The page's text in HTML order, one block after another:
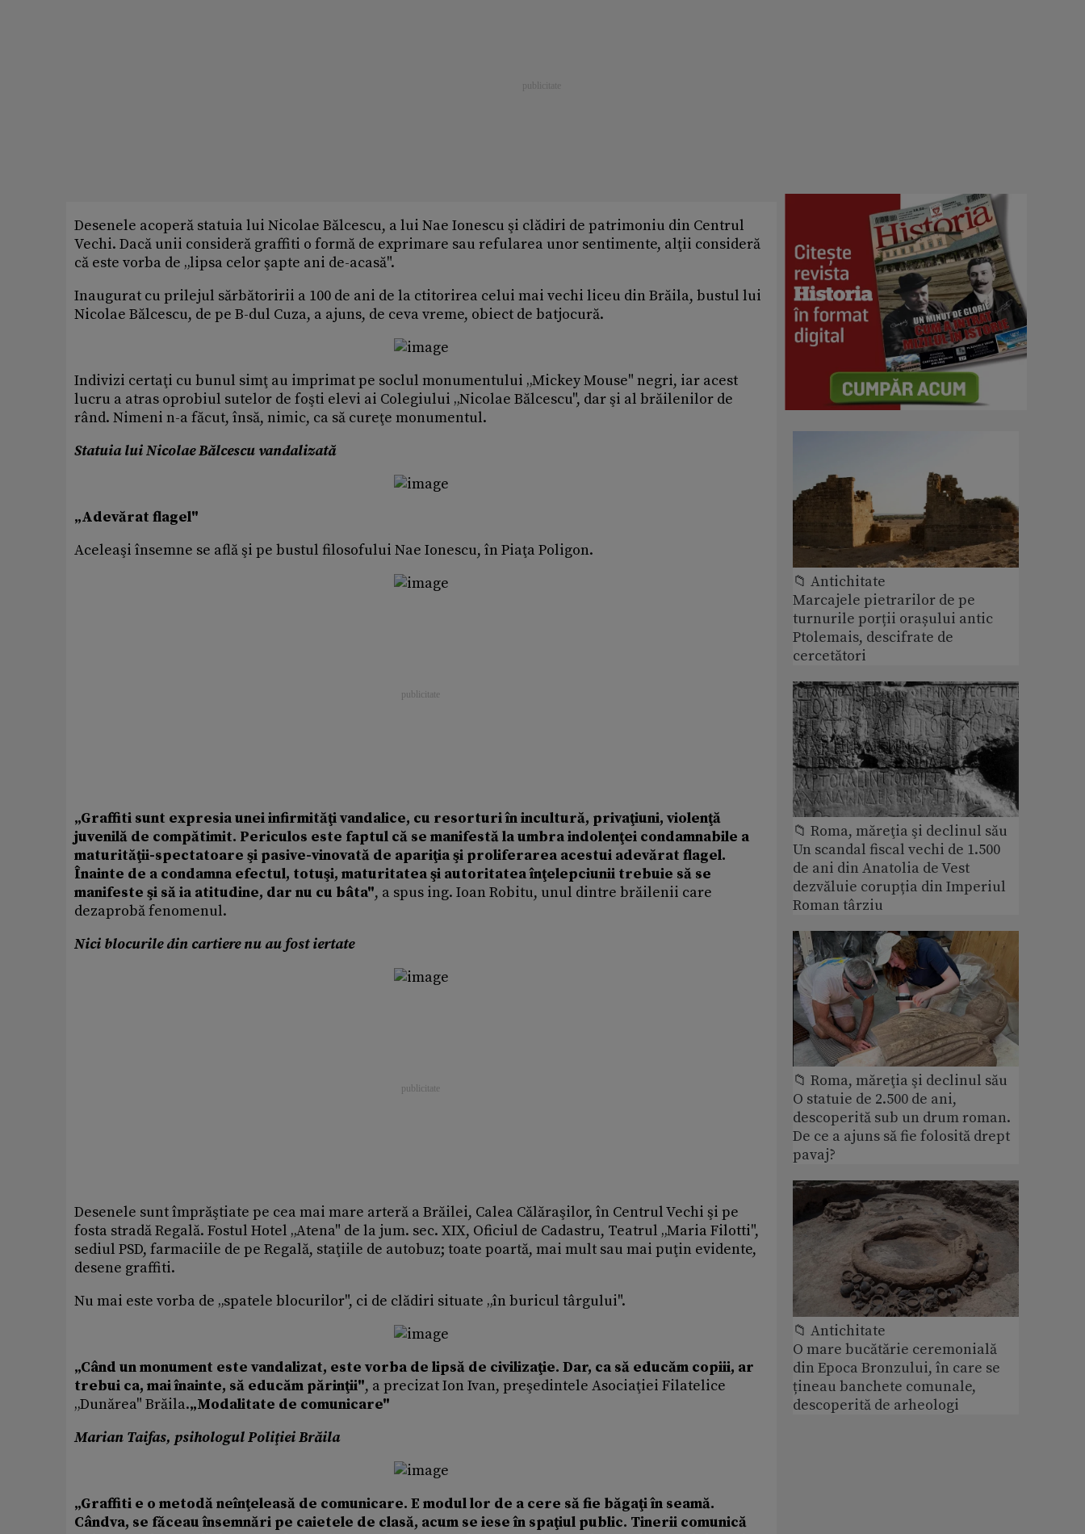
Desenele acoperă statuia lui Nicolae Bălcescu, a lui Nae Ionescu şi clădiri de patrimoniu din Centrul
Vechi. Dacă unii consideră graffiti o formă de exprimare sau refularea unor sentimente, alţii consideră
că este vorba de „lipsa celor şapte ani de-acasă".
Inaugurat cu prilejul sărbătoririi a 100 de ani de la ctitorirea celui mai vechi liceu din Brăila, bustul lui
Nicolae Bălcescu, de pe B-dul Cuza, a ajuns, de ceva vreme, obiect de batjocură.
Indivizi certaţi cu bunul simţ au imprimat pe soclul monumentului „Mickey Mouse" negri, iar acest
lucru a atras oprobiul sutelor de foşti elevi ai Colegiului „Nicolae Bălcescu", dar şi al brăilenilor de
rând. Nimeni n-a făcut, însă, nimic, ca să cureţe monumentul.
Statuia lui Nicolae Bălcescu vandalizată
„Adevărat flagel"
Aceleaşi însemne se află şi pe bustul filosofului Nae Ionescu, în Piaţa Poligon.
„Graffiti sunt expresia unei infirmităţi vandalice, cu resorturi în incultură, privaţiuni, violenţă
juvenilă de compătimit. Periculos este faptul că se manifestă la umbra indolenţei condamnabile a
maturităţii-spectatoare şi pasive-vinovată de apariţia şi proliferarea acestui adevărat flagel.
Înainte de a condamna efectul, totuşi, maturitatea şi autoritatea înţelepciunii trebuie să se
manifeste şi să ia atitudine, dar nu cu bâta", a spus ing. Ioan Robitu, unul dintre brăilenii care
dezaprobă fenomenul.
Nici blocurile din cartiere nu au fost iertate
Desenele sunt împrăştiate pe cea mai mare arteră a Brăilei, Calea Călăraşilor, în Centrul Vechi şi pe
fosta stradă Regală. Fostul Hotel „Atena" de la jum. sec. XIX, Oficiul de Cadastru, Teatrul „Maria Filotti",
sediul PSD, farmaciile de pe Regală, staţiile de autobuz; toate poartă, mai mult sau mai puţin evidente,
desene graffiti.
Nu mai este vorba de „spatele blocurilor", ci de clădiri situate „în buricul târgului".
„Când un monument este vandalizat, este vorba de lipsă de civilizaţie. Dar, ca să educăm copiii, ar
trebui ca, mai înainte, să educăm părinţii", a precizat Ion Ivan, preşedintele Asociaţiei Filatelice
„Dunărea" Brăila.„Modalitate de comunicare"
Marian Taifas, psihologul Poliţiei Brăila
„Graffiti e o metodă neînţeleasă de comunicare. E modul lor de a cere să fie băgaţi în seamă.
Cândva, se făceau însemnări pe caietele de clasă, acum se iese în spaţiul public. Tinerii comunică
📁 Antichitate
Marcajele pietrarilor de pe
turnurile porții orașului antic
Ptolemais, descifrate de
cercetători
📁 Roma, măreţia şi declinul său
Un scandal fiscal vechi de 1.500
de ani din Anatolia de Vest
dezvăluie corupția din Imperiul
Roman târziu
📁 Roma, măreţia şi declinul său
O statuie de 2.500 de ani,
descoperită sub un drum roman.
De ce a ajuns să fie folosită drept
pavaj?
📁 Antichitate
O mare bucătărie ceremonială
din Epoca Bronzului, în care se
țineau banchete comunale,
descoperită de arheologi